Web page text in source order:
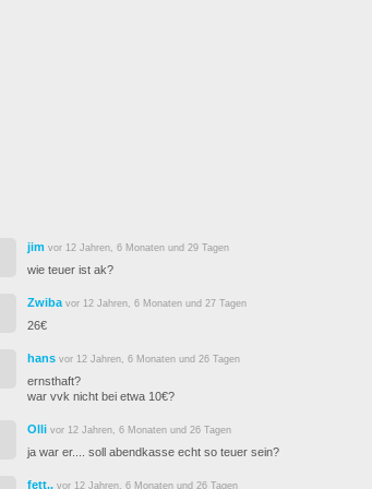
jim vor 12 Jahren, 6 Monaten und 29 Tagen
wie teuer ist ak?
Zwiba vor 12 Jahren, 6 Monaten und 27 Tagen
26€
hans vor 12 Jahren, 6 Monaten und 26 Tagen
ernsthaft?
war vvk nicht bei etwa 10€?
Olli vor 12 Jahren, 6 Monaten und 26 Tagen
ja war er.... soll abendkasse echt so teuer sein?
fett.. vor 12 Jahren, 6 Monaten und 26 Tagen